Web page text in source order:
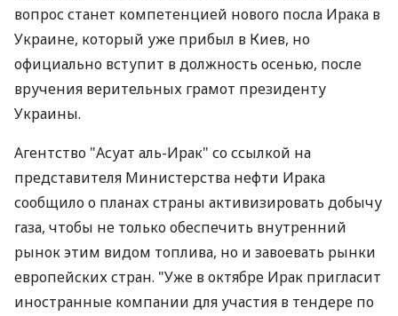
вопрос станет компетенцией нового посла Ирака в
Украине, который уже прибыл в Киев, но
официально вступит в должность осенью, после
вручения верительных грамот президенту
Украины.
Агентство "Асуат аль-Ирак" со ссылкой на
представителя Министерства нефти Ирака
сообщило о планах страны активизировать добычу
газа, чтобы не только обеспечить внутренний
рынок этим видом топлива, но и завоевать рынки
европейских стран. "Уже в октябре Ирак пригласит
иностранные компании для участия в тендере по